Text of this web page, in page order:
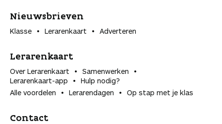
Nieuwsbrieven
Klasse Lerarenkaart Adverteren
Lerarenkaart
Over Lerarenkaart
Samenwerken
Lerarenkaart-app
Hulp nodig?
Alle voordelen
Lerarendagen Op stap met je klas
Contact